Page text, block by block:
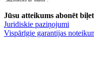
Jūsu atteikums abonēt
Juridiskie paziņojumi
Vispārīgie garantijas